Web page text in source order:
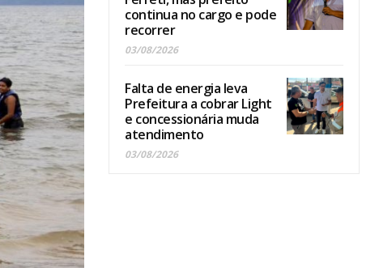
continua no cargo e pode
recorrer
03/08/2026
Falta de energia leva
Prefeitura a cobrar Light
e concessionária muda
atendimento
03/08/2026